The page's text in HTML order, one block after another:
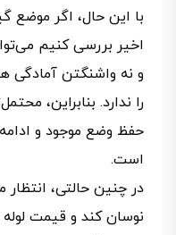
با این حال، اگر موضع
اخیر بررسی کنیم
و نه واشنگتن آمادگی
را ندارد. بنابراین،
حفظ وضع موجود و
است.
در چنین حالتی، انتظار
نوسان کند و قیمت لوله